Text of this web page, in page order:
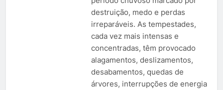
destruição, medo e perdas
irreparáveis. As tempestades,
cada vez mais intensas e
concentradas, têm provocado
alagamentos, deslizamentos,
desabamentos, quedas de
árvores, interrupções de energia